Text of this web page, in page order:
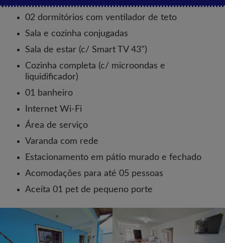
02 dormitórios com ventilador de teto
Sala e cozinha conjugadas
Sala de estar (c/ Smart TV 43")
Cozinha completa (c/ microondas e
liquidificador)
01 banheiro
Internet Wi-Fi
Área de serviço
Varanda com rede
Estacionamento em pátio murado e fechado
Acomodações para até 05 pessoas
Aceita 01 pet de pequeno porte